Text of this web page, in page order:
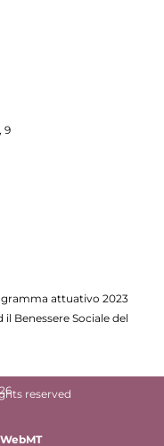
9
attuativo 2023
Benessere Sociale del
reserved
WebMT